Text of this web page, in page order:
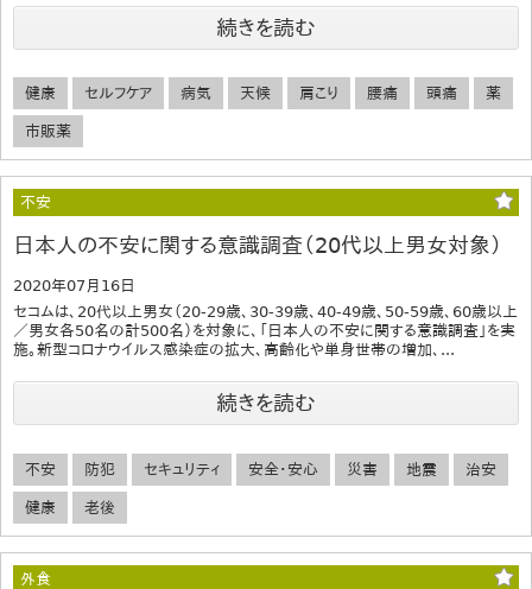
続きを読む
健康 セルフケア 病気 天候 肩こり 腰痛 頭痛 薬
市販薬
不安
日本人の不安に関する意識調査（20代以上男女対象）
2020年07月16日
セコムは、20代以上男女（20-29歳、30-39歳、40-49歳、50-59歳、60歳以上
／男女各50名の計500名）を対象に、「日本人の不安に関する意識調査」を実
施。新型コロナウイルス感染症の拡大、高齢化や単身世帯の増加、...
続きを読む
不安 防犯 セキュリティ 安全・安心 災害 地震 治安
健康 老後
外食